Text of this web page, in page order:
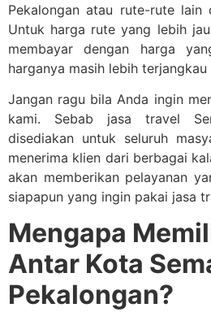
Pekalongan atau rute-rute lain
Untuk harga rute yang lebih
membayar dengan harga
harganya masih lebih
Jangan ragu bila Anda ingin
kami. Sebab jasa travel
disediakan untuk seluruh
menerima klien dari berbagai
akan memberikan pelayanan
siapapun yang ingin pakai jasa
Mengapa
Antar Kota
Pekalongan?